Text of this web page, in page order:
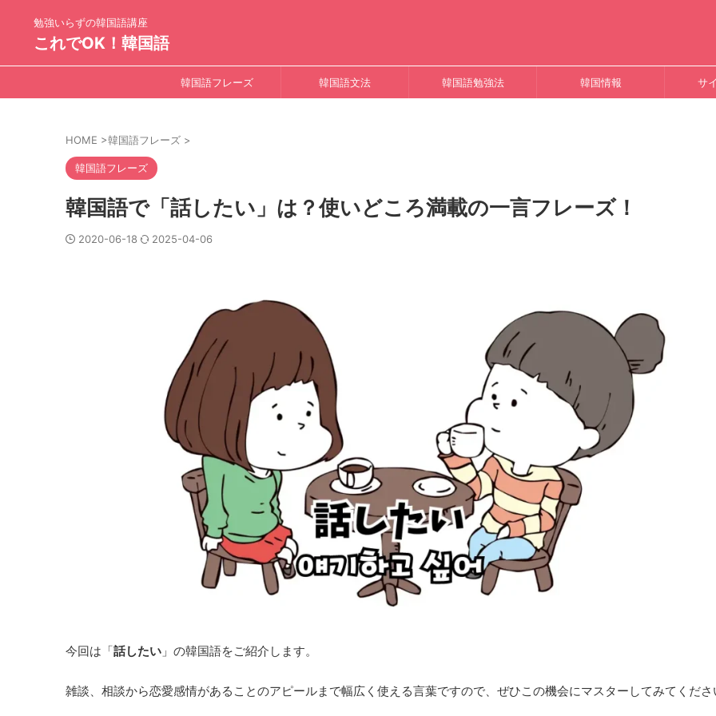
勉強いらずの韓国語講座
これでOK！韓国語
韓国語フレーズ 韓国語文法 韓国語勉強法 韓国情報 サ
HOME >韓国語フレーズ >
韓国語フレーズ
韓国語で「話したい」は？使いどころ満載の一言フレーズ！
2020-06-18 2025-04-06
今回は「話したい 」の韓国語をご紹介します。
雑談、相談から恋愛感情があることのアピールまで幅広く使える言葉ですので、ぜひこの機会にマスターしてみてくださ